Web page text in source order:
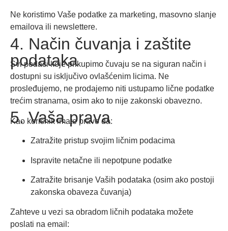
Ne koristimo Vaše podatke za marketing, masovno slanje
emailova ili newslettere.
4. Način čuvanja i zaštite
podataka
Svi podaci koje prikupimo čuvaju se na siguran način i
dostupni su isključivo ovlašćenim licima. Ne
prosleđujemo, ne prodajemo niti ustupamo lične podatke
trećim stranama, osim ako to nije zakonski obavezno.
5. Vaša prava
Kao korisnik imate pravo da:
Zatražite pristup svojim ličnim podacima
Ispravite netačne ili nepotpune podatke
Zatražite brisanje Vaših podataka (osim ako postoji
zakonska obaveza čuvanja)
Zahteve u vezi sa obradom ličnih podataka možete
poslati na email: